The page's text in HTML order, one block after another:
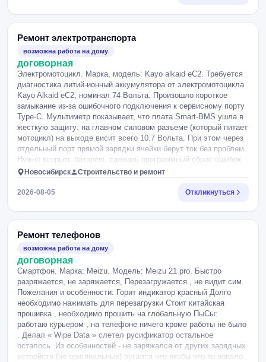
сброса или замены платы.
Ремонт электротранспорта
возможна работа на дому
договорная
Электромотоцикл. Марка, модель: Kayo alkaid eC2. Требуется
диагностика литий-ионный аккумулятора от электромотоцикла
Kayo Alkaid eC2, номинал 74 Вольта. Произошло короткое
замыкание из-за ошибочного подключения к сервисному порту
Type-C. Мультиметр показывает, что плата Smart-BMS ушла в
жесткую защиту: на главном силовом разъеме (который питает
мотоцикл) на выходе висит всего 10.7 Вольта. При этом через
отдельный порт прямой зарядки ячейки берут ток без проблем.
Нужно вскрыть батарею, сделать программный сброс ошибок
платы BMS (Reset / Clear Faults) через компьютер или
приложение, либо прозвонить и заменить сгоревшие силовые
транзисторы (мосфеты) на разрядной линии».
Новосибирск Строительство и ремонт
2026-08-05 Откликнуться
Ремонт телефонов
возможна работа на дому
договорная
Смартфон. Марка: Meizu. Модель: Meizu 21 pro. Быстро
разряжается, не заряжается, Перезагружается , не видит сим.
Пожелания и особенности: Горит индикатор красный Долго
необходимо нажимать для перезагрузки Стоит китайская
прошивка , необходимо прошить на глобальную ПыСы:
работаю курьером , на телефоне ничего кроме работы не было
. Делал « Wipe Data » слетел русификатор остальное
осталось. Из особенностей - не заряжался от других зарядных
устройств (не оригинальных) ругался что якобы что-то попало